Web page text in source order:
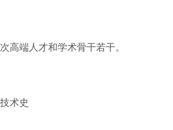
高端人才和学术骨干若干。
术史